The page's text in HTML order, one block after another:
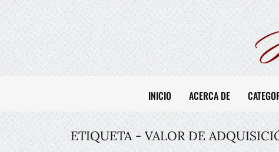
INICIO ACERCA DE
ETIQUETA - VALOR DE